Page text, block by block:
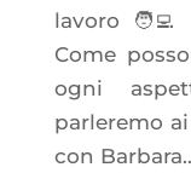
lavoro 🧑‍💻
Come
ogni
parleremo
con